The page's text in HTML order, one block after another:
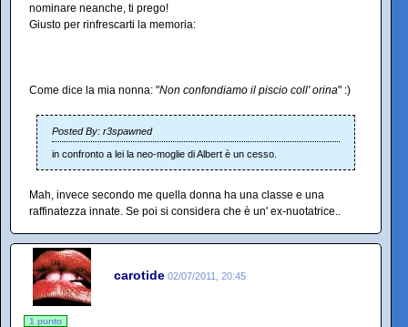
nominare neanche, ti prego!
Giusto per rinfrescarti la memoria:
Come dice la mia nonna: "Non confondiamo il piscio coll' orina" :)
Posted By: r3spawned
in confronto a lei la neo-moglie di Albert è un cesso.
Mah, invece secondo me quella donna ha una classe e una
raffinatezza innate. Se poi si considera che è un' ex-nuotatrice..
carotide 02/07/2011, 20:45
1 punto